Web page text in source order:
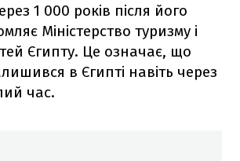
1 000 років після його
Міністерство туризму і
Єгипту. Це означає, що
в Єгипті навіть через
час.